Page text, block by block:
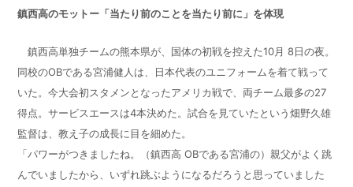
鎮西高のモットー「当たり前のことを当たり前に」を体現
鎮西高単独チームの熊本県が、国体の初戦を控えた10月8日の夜。
同校のOBである宮浦健人は、日本代表のユニフォームを着て戦って
いた。今大会初スタメンとなったアメリカ戦で、両チーム最多の27
得点。サービスエースは4本決めた。試合を見ていたという畑野久雄
監督は、教え子の成長に目を細めた。
「パワーがつきましたね。（鎮西高OBである宮浦の）親父がよく跳
んでいましたから、いずれ跳ぶようになるだろうと思っていました